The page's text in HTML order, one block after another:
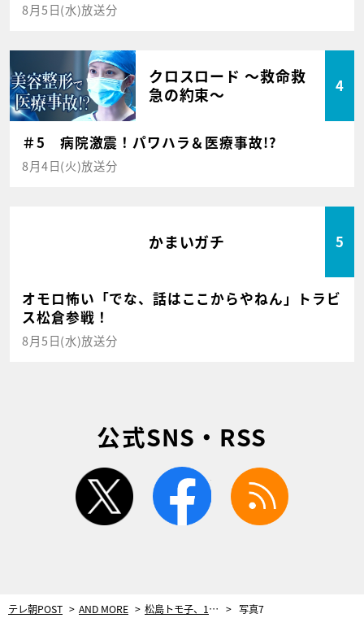
8月5日(水)放送分
クロスロード ～救命救
急の約束～
4
＃5 病院激震！パワハラ＆医療事故!?
8月4日(火)放送分
かまいガチ 5
オモロ怖い「でな、話はここからやねん」トラビ
ス松倉参戦！
8月5日(水)放送分
公式SNS・RSS
twitter facebook
テレ朝POST AND MORE 松島トモ子、10日の間にライオンとヒョウに襲われて…10mほど引きずられるも、後遺症なく奇跡の回復 写真7